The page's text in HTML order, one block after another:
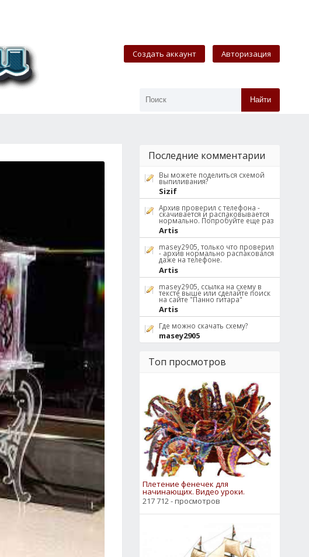
Создать аккаунт Авторизация
Найти
Последние комментарии
Вы можете поделиться схемой
выпиливания?
Sizif
Архив проверил с телефона -
скачивается и распаковывается
нормально. Попробуйте еще раз
Artis
masey2905, только что проверил
- архив нормально распаковался
даже на телефоне.
Artis
masey2905, ссылка на схему в
тексте выше или сделайте поиск
на сайте "Панно гитара"
Artis
Где можно скачать схему?
masey2905
Топ просмотров
Плетение фенечек для
начинающих. Видео уроки.
217 712 - просмотров